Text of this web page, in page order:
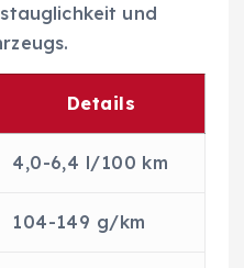
und
Details
4,0-6,4 l/100 km
104-149 g/km